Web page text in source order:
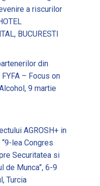
a riscurilor
BUCURESTI
din
– Focus on
9 martie
AGROSH+ in
lea Congres
Securitatea si
de Munca”, 6-9
Turcia